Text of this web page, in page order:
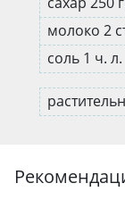
молоко 2
соль 1 ч. л.